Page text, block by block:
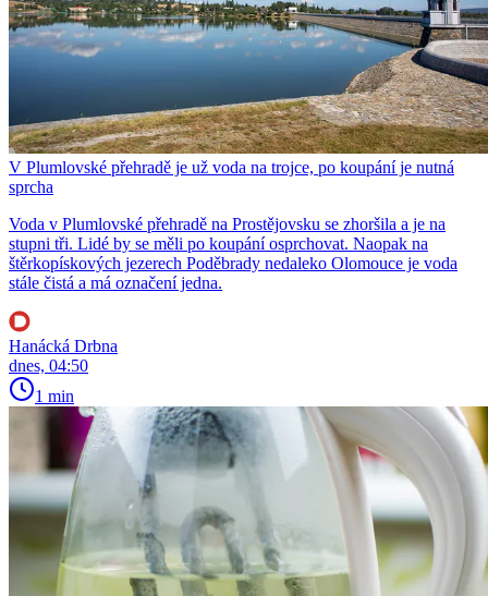
V Plumlovské přehradě je už voda na trojce, po koupání je nutná
sprcha
Voda v Plumlovské přehradě na Prostějovsku se zhoršila a je na
stupni tři. Lidé by se měli po koupání osprchovat. Naopak na
štěrkopískových jezerech Poděbrady nedaleko Olomouce je voda
stále čistá a má označení jedna.
Hanácká Drbna
dnes, 04:50
1 min